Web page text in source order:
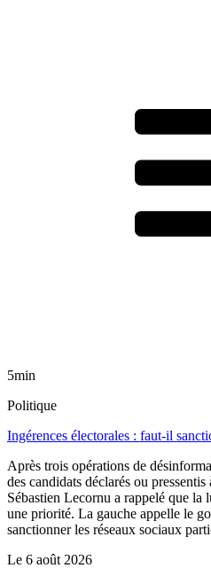
5min
Politique
Ingérences électorales : faut-il
Après trois opérations de
des candidats déclarés ou
Sébastien Lecornu a rappelé que la
une priorité. La gauche appelle le
sanctionner les réseaux sociaux
Le 6 août 2026